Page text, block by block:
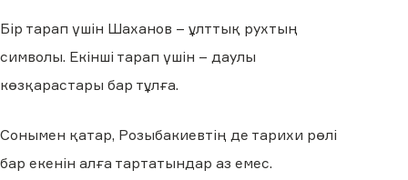
Бір тарап үшін Шаханов – ұлттық рухтың
символы. Екінші тарап үшін – даулы
көзқарастары бар тұлға.
Сонымен қатар, Розыбакиевтің де тарихи рөлі
бар екенін алға тартатындар аз емес.